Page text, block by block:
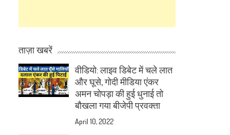
ताज़ा खबरें
वीडियो: लाइव डिबेट में चले लात
और घूसे, गोदी मीडिया एंकर
अमन चोपड़ा की हुई धुनाई तो
बौखला गया बीजेपी प्रवक्ता
April 10, 2022